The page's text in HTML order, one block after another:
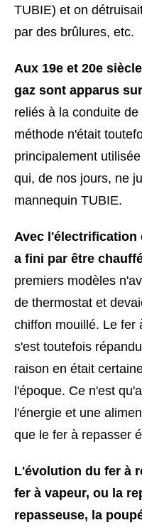
TUBIE) et on
par des brûlures, etc.
Aux 19e et 20e
gaz sont apparus
reliés à la conduite
méthode n'était
principalement
qui, de nos jours, ne
mannequin TUBIE.
Avec l'électrification
a fini par être
premiers modèles
de thermostat et
chiffon mouillé. Le fer
s'est toutefois
raison en était
l'époque. Ce n'est
l'énergie et une
que le fer à repasser
L'évolution du fer à
fer à vapeur, ou la
repasseuse, la